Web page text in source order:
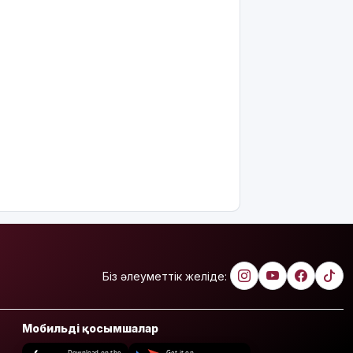
Біз әлеуметтік желіде:
Мобильді қосымшалар